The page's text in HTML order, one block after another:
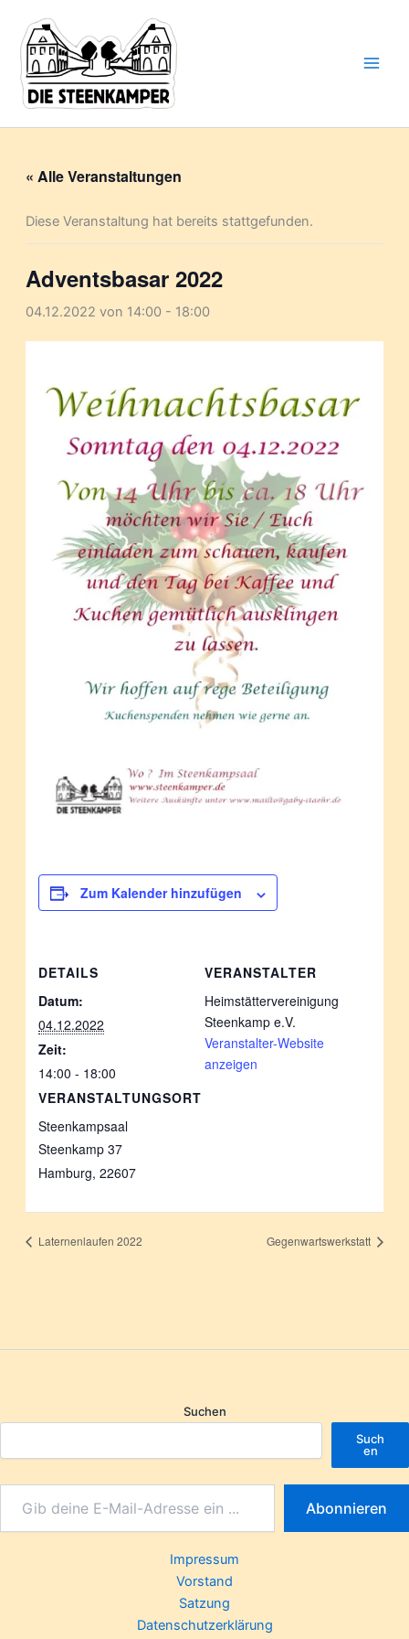
Inhalt
springen
« Alle Veranstaltungen
Diese Veranstaltung hat bereits stattgefunden.
Adventsbasar 2022
04.12.2022 von 14:00- 18:00
Zum Kalender hinzufügen
DETAILS
Datum:
04.12.2022
Zeit:
14:00 - 18:00
VERANSTALTUNGSORT
Steenkampsaal
Steenkamp 37
Hamburg, 22607
VERANSTALTER
Heimstättervereinigung
Steenkamp e.V.
Veranstalter-Website
anzeigen
Laternenlaufen 2022 Gegenwartswerkstatt
Suchen
Such
en
deine
Mail-
Adresse
ein ...
Abonnieren
Impressum
Vorstand
Satzung
Datenschutzerklärung